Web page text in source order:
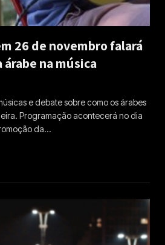
26 de novembro falará
na música
e debate sobre como os árabes
Programação acontecerá no dia
da…